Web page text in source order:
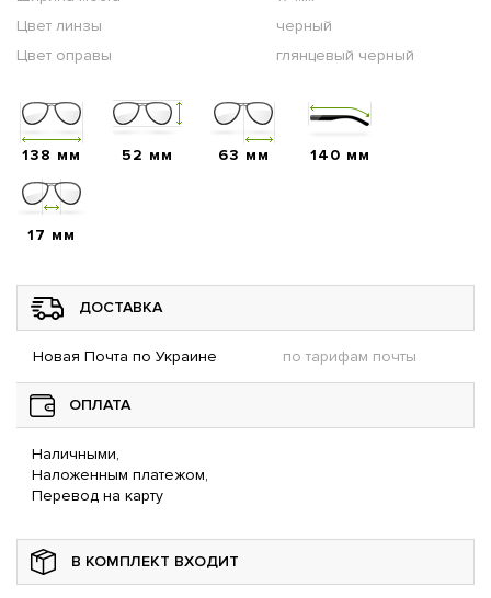
Цвет линзы
черный
Цвет оправы
глянцевый черный
138 мм 52 мм 63 мм 140 мм
17 мм
ДОСТАВКА
Новая Почта по Украине по тарифам почты
ОПЛАТА
Наличными,
Наложенным платежом,
Перевод на карту
В КОМПЛЕКТ ВХОДИТ